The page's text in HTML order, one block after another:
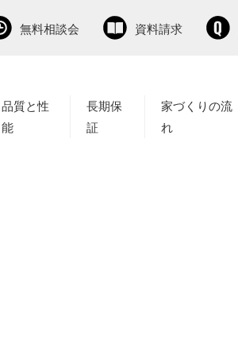
無料相談会 資料請求
品質と性
能
長期保
証
家づくりの流
れ